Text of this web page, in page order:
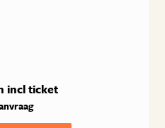
incl ticket